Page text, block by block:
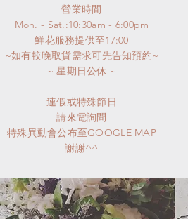
​營業時間
Mon. - Sat.:10:30am - 6:00pm
​鮮花服務提供至17:00
~如有較晚取貨需求可先告知預約~
​~ 星期日公休 ~
連假或特殊節日
請來電詢問
特殊異動會公布至GOOGLE MAP
謝謝^^